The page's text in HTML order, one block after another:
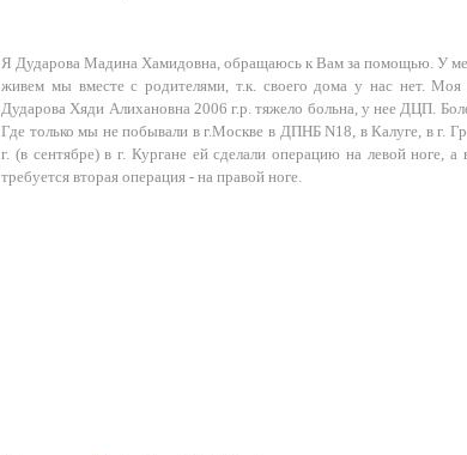
Я Дударова Мадина Хамидовна, обращаюсь к Вам за помощью. У
живем мы вместе с родителями, т.к. своего дома у нас нет. Моя
Дударова Хяди Алихановна 2006 г.р. тяжело больна, у нее ДЦП.
Где только мы не побывали в г.Москве в ДПНБ N18, в Калуге, в г.
г. (в сентябре) в г. Кургане ей сделали операцию на левой ноге, а
требуется вторая операция - на правой ноге.